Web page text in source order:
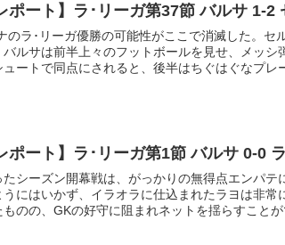
ポート】ラ･リーガ第37節 バルサ 1-2
のラ･リーガ優勝の可能性がここで消滅した。セ
ルサは前半上々のフットボールを見せ、メッシ
ートで同点にされると、後半はちぐはぐなプレ
ない得点機を、相手にはあっさり決められて負け
ポート】ラ･リーガ第1節 バルサ 0-0
シーズン開幕戦は、がっかりの無得点エンパテ
うにはいかず、イラオラに仕込まれたラヨは非常
ものの、GKの好守に阻まれネットを揺らすことが